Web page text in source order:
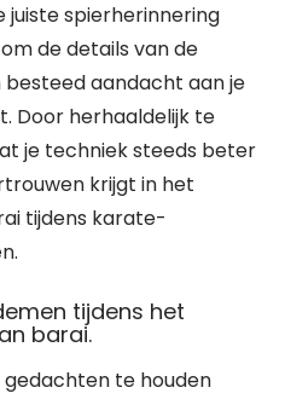
juiste spierherinnering
de details van de
aandacht aan je
Door herhaaldelijk te
je techniek steeds beter
krijgt in het
tijdens karate-
tijdens het
barai.
gedachten te houden